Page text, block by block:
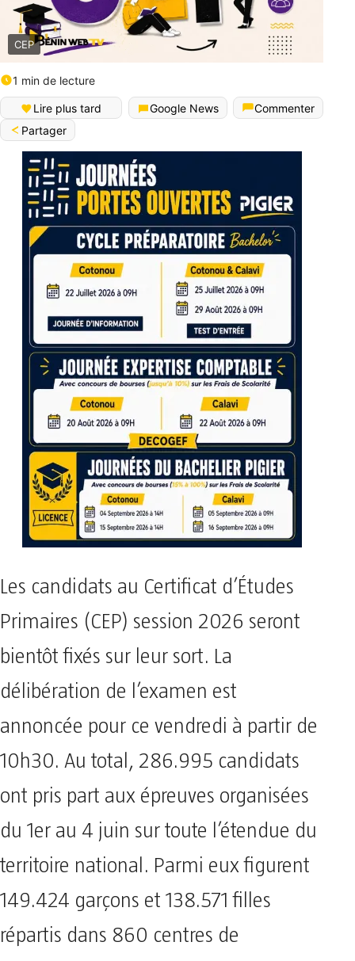
CEP
1 min de lecture
Lire plus tard Google News
Commenter
Partager
Les candidats au Certificat d’Études
Primaires (CEP) session 2026 seront
bientôt fixés sur leur sort. La
délibération de l’examen est
annoncée pour ce vendredi à partir de
10h30. Au total, 286.995 candidats
ont pris part aux épreuves organisées
du 1er au 4 juin sur toute l’étendue du
territoire national. Parmi eux figurent
149.424 garçons et 138.571 filles
répartis dans 860 centres de